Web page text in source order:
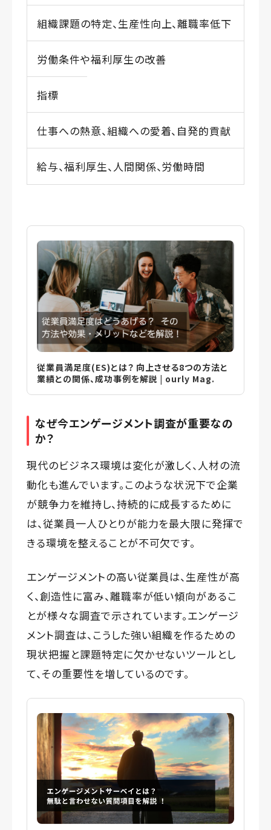
組織課題の特定、生産性向上、離職率低下
労働条件や福利厚生の改善
指標
仕事への熱意、組織への愛着、自発的貢献
給与、福利厚生、人間関係、労働時間
従業員満足度(ES)とは？ 向上させる8つの方法と
業績との関係、成功事例を解説 | ourly Mag.
なぜ今エンゲージメント調査が重要なの
か？
現代のビジネス環境は変化が激しく、人材の流
動化も進んでいます。このような状況下で企業
が競争力を維持し、持続的に成長するために
は、従業員一人ひとりが能力を最大限に発揮で
きる環境を整えることが不可欠です。
エンゲージメントの高い従業員は、生産性が高
く、創造性に富み、離職率が低い傾向があるこ
とが様々な調査で示されています。エンゲージ
メント調査は、こうした強い組織を作るための
現状把握と課題特定に欠かせないツールとし
て、その重要性を増しているのです。